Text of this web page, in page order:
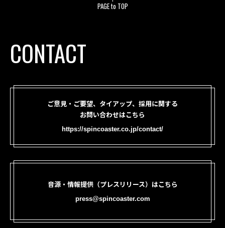
PAGE to TOP
CONTACT
ご意見・ご要望、タイアップ、採用に関する
お問い合わせはこちら
https://spincoaster.co.jp/contact/
音源・情報提供（プレスリリース）はこちら
press@spincoaster.com